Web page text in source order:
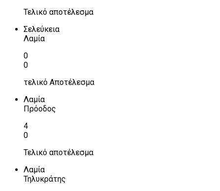
Τελικό αποτέλεσμα
Σελεύκεια
Λαμία
0
0
τελικό Αποτέλεσμα
Λαμία
Πρόοδος
4
0
Τελικό αποτέλεσμα
Λαμία
Τηλυκράτης